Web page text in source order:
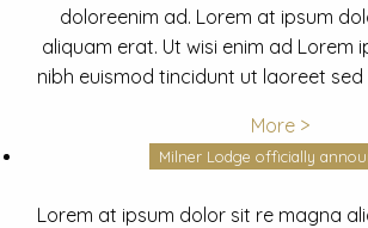
doloreenim ad. Lorem at ipsum
aliquam erat. Ut wisi enim ad Lorem
nibh euismod tincidunt ut laoreet
More >
Milner Lodge officially
Lorem at ipsum dolor sit re magna